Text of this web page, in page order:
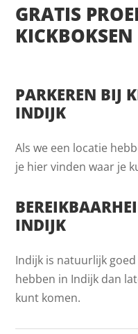
GRATIS
PARKEREN BIJ
INDIJK
Als we een locatie
je hier vinden waar je
INDIJK
Indijk is natuurlijk
hebben in Indijk dan
kunt komen.